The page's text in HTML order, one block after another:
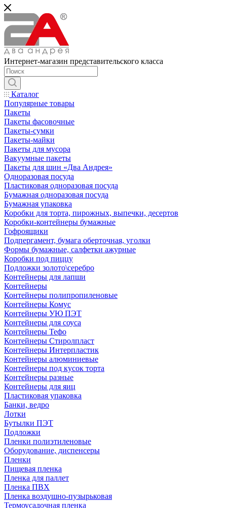
Интернет-магазин представительского класса
Каталог
Популярные товары
Пакеты
Пакеты фасовочные
Пакеты-сумки
Пакеты-майки
Пакеты для мусора
Вакуумные пакеты
Пакеты для шин «Два Андрея»
Одноразовая посуда
Пластиковая одноразовая посуда
Бумажная одноразовая посуда
Бумажная упаковка
Коробки для торта, пирожных, выпечки, десертов
Коробки-контейнеры бумажные
Гофроящики
Подпергамент, бумага оберточная, уголки
Формы бумажные, салфетки ажурные
Коробки под пиццу
Подложки золото\серебро
Контейнеры для лапши
Контейнеры
Контейнеры полипропиленовые
Контейнеры Комус
Контейнеры УЮ ПЭТ
Контейнеры для соуса
Контейнеры Тефо
Контейнеры Стиролпласт
Контейнеры Интерпластик
Контейнеры алюминиевые
Контейнеры под кусок торта
Контейнеры разные
Контейнеры для яиц
Пластиковая упаковка
Банки, ведро
Лотки
Бутылки ПЭТ
Подложки
Пленки полиэтиленовые
Оборудование, диспенсеры
Пленки
Пищевая пленка
Пленка для паллет
Пленка ПВХ
Пленка воздушно-пузырьковая
Термоусадочная пленка